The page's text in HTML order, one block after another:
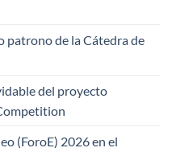
patrono de la Cátedra de
del proyecto
(ForoE) 2026 en el